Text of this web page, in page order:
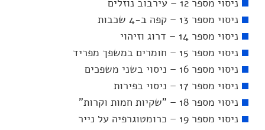
ניסוי מספר 12 – עירבוב נוזלים
ניסוי מספר 13 – קפה ב-4 שכבות
ניסוי מספר 14 – דרוג וזיהוי
ניסוי מספר 15 – חומרים במשפך מפריד
ניסוי מספר 16 – ניסוי בשני משפכים
ניסוי מספר 17 – ניסוי בפירות
ניסוי מספר 18 – "שקיות חמות וקרות"
ניסוי מספר 19 – כרומטוגרפיה על נייר